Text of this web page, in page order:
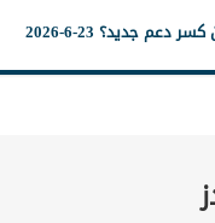
جديد؟ 23-6-2026